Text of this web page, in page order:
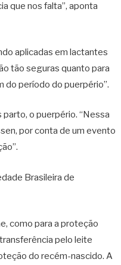
que nos falta”, aponta
aplicadas em lactantes
tão seguras quanto para
do período do puerpério”.
o puerpério. “Nessa
por conta de um evento
Brasileira de
como para a proteção
pelo leite
do recém-nascido. A